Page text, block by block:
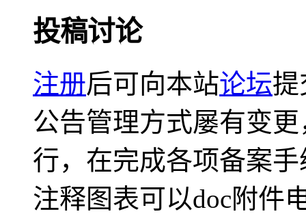
投稿讨论
注册后可向本站论坛提
公告管理方式屡有变
行，在完成各项备案
注释图表可以doc附件